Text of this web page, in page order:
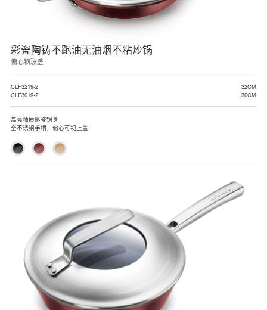
彩瓷陶铸不跑油无油烟不粘炒锅
偏心钢玻盖
CLF3219-2
32CM
CLF3019-2
30CM
高亮釉质彩瓷锅身
全不锈钢手柄，偏心可视上盖